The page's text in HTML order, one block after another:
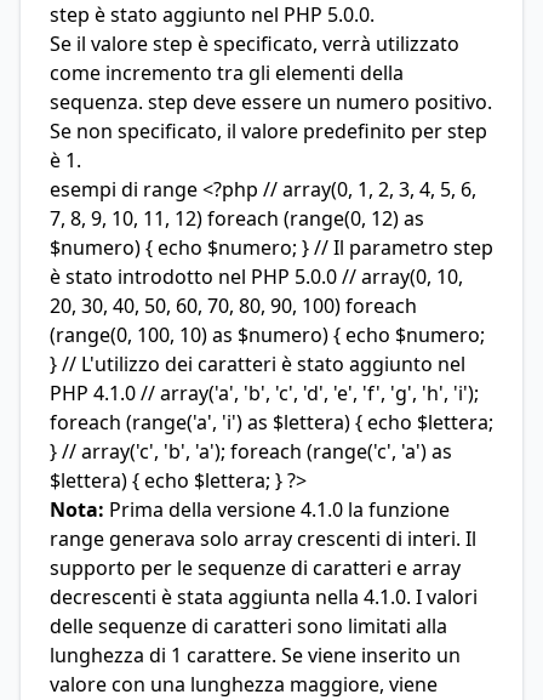
step è stato aggiunto nel PHP 5.0.0.
Se il valore step è specificato, verrà utilizzato
come incremento tra gli elementi della
sequenza. step deve essere un numero positivo.
Se non specificato, il valore predefinito per step
è 1.
esempi di range <?php // array(0, 1, 2, 3, 4, 5, 6,
7, 8, 9, 10, 11, 12) foreach (range(0, 12) as
$numero) { echo $numero; } // Il parametro step
è stato introdotto nel PHP 5.0.0 // array(0, 10,
20, 30, 40, 50, 60, 70, 80, 90, 100) foreach
(range(0, 100, 10) as $numero) { echo $numero;
} // L'utilizzo dei caratteri è stato aggiunto nel
PHP 4.1.0 // array('a', 'b', 'c', 'd', 'e', 'f', 'g', 'h', 'i');
foreach (range('a', 'i') as $lettera) { echo $lettera;
} // array('c', 'b', 'a'); foreach (range('c', 'a') as
$lettera) { echo $lettera; } ?>
Nota: Prima della versione 4.1.0 la funzione
range generava solo array crescenti di interi. Il
supporto per le sequenze di caratteri e array
decrescenti è stata aggiunta nella 4.1.0. I valori
delle sequenze di caratteri sono limitati alla
lunghezza di 1 carattere. Se viene inserito un
valore con una lunghezza maggiore, viene